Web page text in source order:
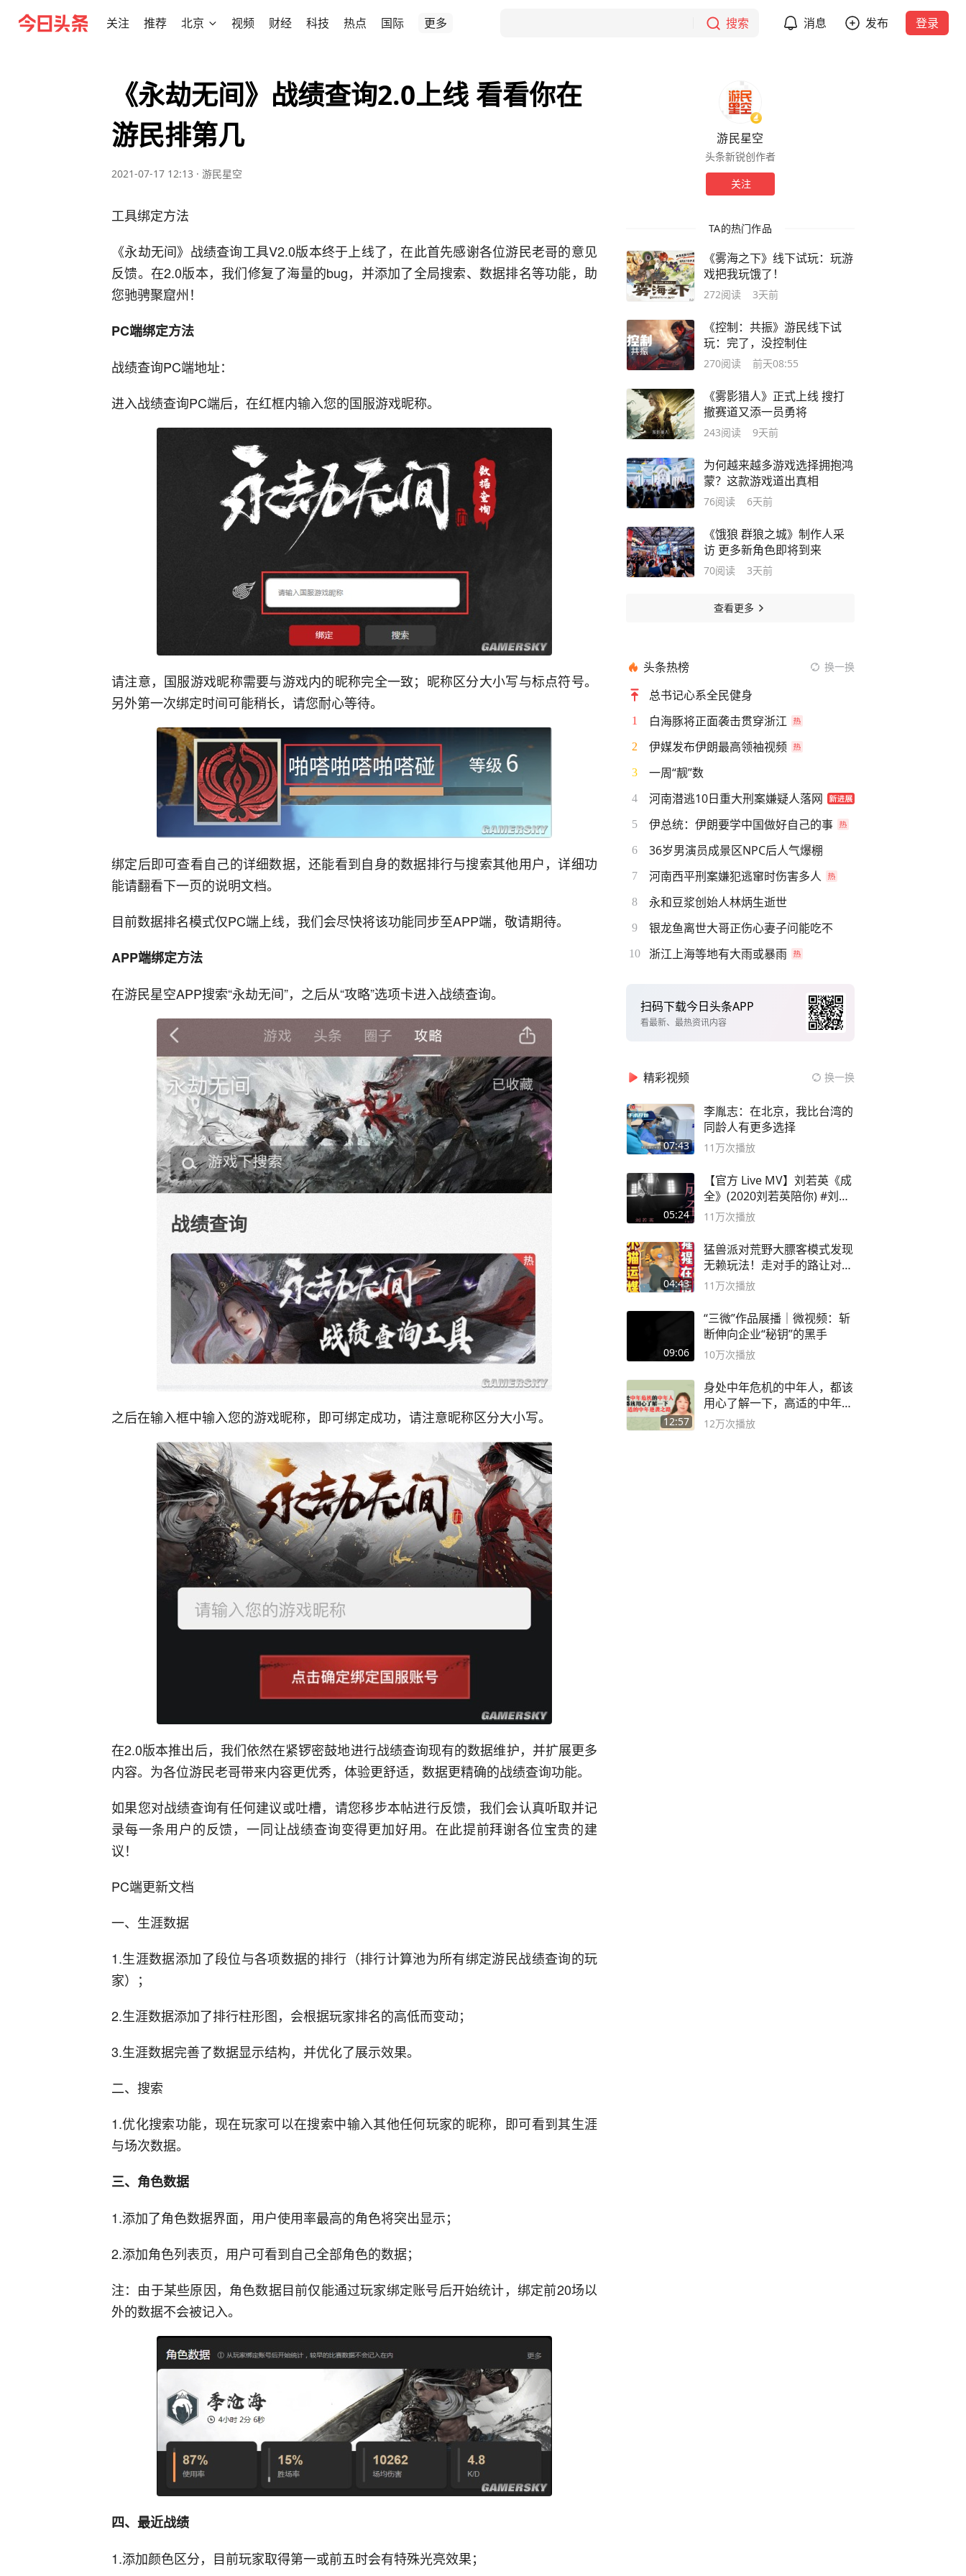
关注 推荐 北京 视频 财经 科技 热点 国际 更多 搜索 消息 发布 登录
《永劫无间》战绩查询2.0上线 看看你在
游民排第几
2021-07-17 12:13 · 游民星空
工具绑定方法
《永劫无间》战绩查询工具V2.0版本终于上线了，在此首先感谢各位游民老哥的意见
反馈。在2.0版本，我们修复了海量的bug，并添加了全局搜索、数据排名等功能，助
您驰骋聚窟州！
PC端绑定方法
战绩查询PC端地址：
进入战绩查询PC端后，在红框内输入您的国服游戏昵称。
请注意，国服游戏昵称需要与游戏内的昵称完全一致；昵称区分大小写与标点符号。
另外第一次绑定时间可能稍长，请您耐心等待。
绑定后即可查看自己的详细数据，还能看到自身的数据排行与搜索其他用户，详细功
能请翻看下一页的说明文档。
目前数据排名模式仅PC端上线，我们会尽快将该功能同步至APP端，敬请期待。
APP端绑定方法
在游民星空APP搜索“永劫无间”，之后从“攻略”选项卡进入战绩查询。
之后在输入框中输入您的游戏昵称，即可绑定成功，请注意昵称区分大小写。
在2.0版本推出后，我们依然在紧锣密鼓地进行战绩查询现有的数据维护，并扩展更多
内容。为各位游民老哥带来内容更优秀，体验更舒适，数据更精确的战绩查询功能。
如果您对战绩查询有任何建议或吐槽，请您移步本帖进行反馈，我们会认真听取并记
录每一条用户的反馈，一同让战绩查询变得更加好用。在此提前拜谢各位宝贵的建
议！
PC端更新文档
一、生涯数据
1.生涯数据添加了段位与各项数据的排行（排行计算池为所有绑定游民战绩查询的玩
家）；
2.生涯数据添加了排行柱形图，会根据玩家排名的高低而变动；
3.生涯数据完善了数据显示结构，并优化了展示效果。
二、搜索
1.优化搜索功能，现在玩家可以在搜索中输入其他任何玩家的昵称，即可看到其生涯
与场次数据。
三、角色数据
1.添加了角色数据界面，用户使用率最高的角色将突出显示；
2.添加角色列表页，用户可看到自己全部角色的数据；
注：由于某些原因，角色数据目前仅能通过玩家绑定账号后开始统计，绑定前20场以
外的数据不会被记入。
四、最近战绩
1.添加颜色区分，目前玩家取得第一或前五时会有特殊光亮效果；
游民星空
头条新锐创作者
关注
TA的热门作品
《雾海之下》线下试玩：玩游
戏把我玩饿了！
272阅读 3天前
《控制：共振》游民线下试
玩：完了，没控制住
270阅读 前天08:55
《雾影猎人》正式上线 搜打
撤赛道又添一员勇将
243阅读 9天前
为何越来越多游戏选择拥抱鸿
蒙？这款游戏道出真相
76阅读 6天前
《饿狼 群狼之城》制作人采
访 更多新角色即将到来
70阅读 3天前
查看更多
头条热榜 换一换
总书记心系全民健身
1 白海豚将正面袭击贯穿浙江
2 伊媒发布伊朗最高领袖视频
3 一周“靓”数
4 河南潜逃10日重大刑案嫌疑人落网
5 伊总统：伊朗要学中国做好自己的事
6 36岁男演员成景区NPC后人气爆棚
7 河南西平刑案嫌犯逃窜时伤害多人
8 永和豆浆创始人林炳生逝世
9 银龙鱼离世大哥正伤心妻子问能吃不
10 浙江上海等地有大雨或暴雨
扫码下载今日头条APP
看最新、最热资讯内容
精彩视频 换一换
07:43
李胤志：在北京，我比台湾的
同龄人有更多选择
11万次播放
05:24
【官方 Live MV】刘若英《成
全》(2020刘若英陪你) #刘若
英 #成全
11万次播放
04:43
猛兽派对荒野大膘客模式发现
无赖玩法！走对手的路让对手
无路可走
11万次播放
09:06
“三微”作品展播｜微视频：斩
断伸向企业“秘钥”的黑手
10万次播放
12:57
身处中年危机的中年人，都该
用心了解一下，高适的中年逆
袭之路
12万次播放